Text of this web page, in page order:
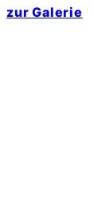
zur Galerie